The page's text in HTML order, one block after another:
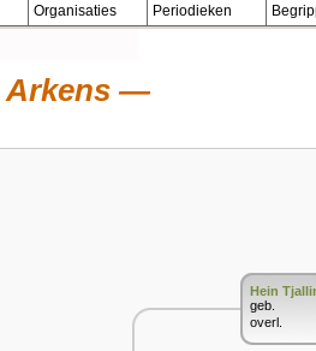
Organisaties Periodieken
Hein
geb.
overl.